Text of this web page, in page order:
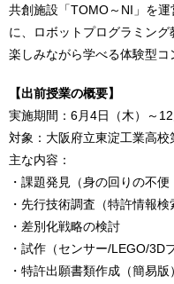
共創施設「TOMO～NI」を
に、ロボットプログラミング
楽しみながら学べる体験型コ
【出前授業の概要】
実施期間：6月4日（木）～
対象：大阪府立東淀工業高校
主な内容：
・課題発見（身の回りの不便
・先行技術調査（特許情報検
・差別化戦略の検討
・試作（センサー/LEGO/3D
・特許出願書類作成（簡易版）